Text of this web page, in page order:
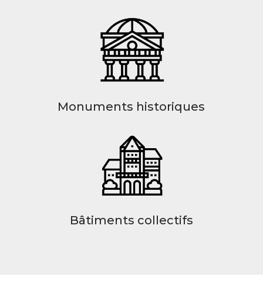
Monuments historiques
Bâtiments collectifs